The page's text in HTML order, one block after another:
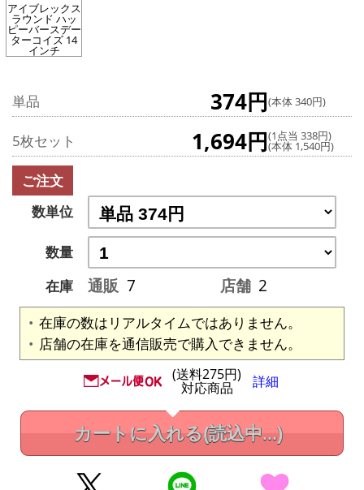
アイブレックス
ラウンド ハッ
ピーバースデー
ターコイズ 14
インチ
単品 374円(本体 340円)
5枚セット 1,694円(1点当 338円)
(本体 1,540円)
ご注文
数単位
数量
在庫
通販 7 店舗 2
在庫の数はリアルタイムではありません。
店舗の在庫を通信販売で購入できません。
(送料275円)
対応商品 詳細
カートに入れる(読込中...)